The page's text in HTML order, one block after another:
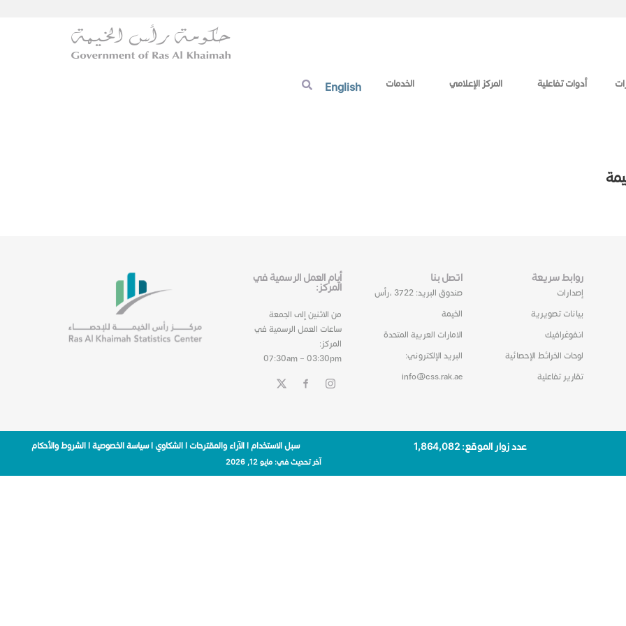
أدوات تفاعلية المركز الإعلامي الخدمات English
روابط سريعة
إصدارات
بيانات تصويرية
انفوغرافيك
لوحات الخرائط الإحصائية
تقارير تفاعلية
اتصل بنا
صندوق البريد: 3722 ،رأس
الخيمة
الامارات العربية المتحدة
البريد الإلكتروني:
info@css.rak.ae
أيام العمل الرسمية في
المركز:
من الاثنين إلى الجمعة
ساعات العمل الرسمية في
المركز:
07:30am – 03:30pm
عدد زوار الموقع: 1٬864٬082 سبل الاستخدام |الآراء والمقترحات|الشكاوي|سياسة الخصوصية|الشروط والأحكام
آخر تحديث في: مايو 12, 2026